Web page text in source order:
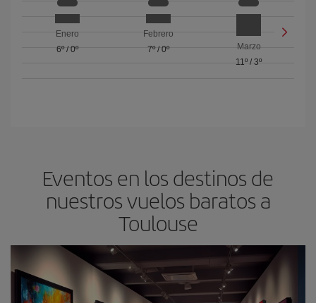
Enero
6º/ 0º
Febrero
7º/ 0º
Marzo
11º /3º
Eventos en los destinos de
nuestros vuelos baratos a
Toulouse